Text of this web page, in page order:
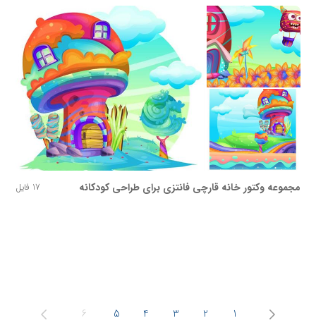
مجموعه وکتور خانه قارچی فانتزی برای طراحی کودکانه 17 فایل
1
2
3
4
5
6